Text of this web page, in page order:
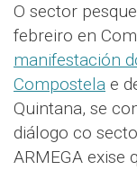
O sector
febreiro en
manifestación
Compostela e
Quintana, se
diálogo co
ARMEGA exise